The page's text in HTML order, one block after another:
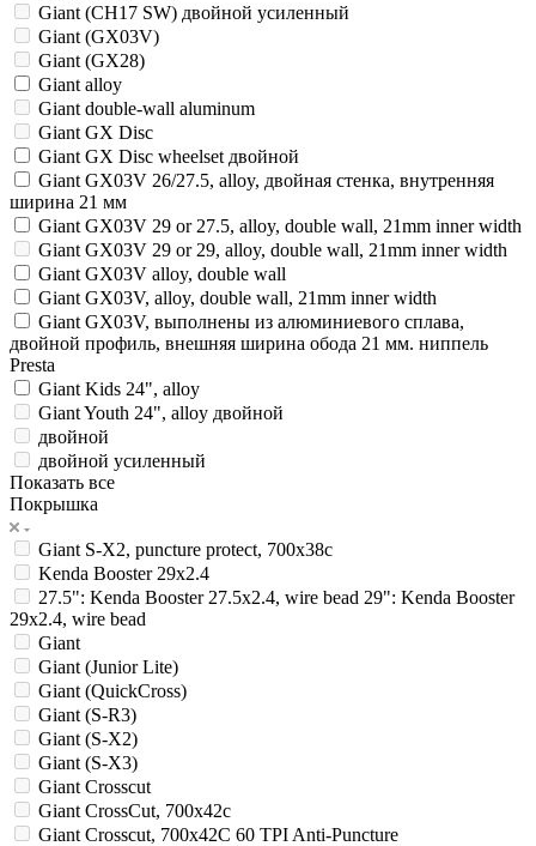
Giant (CH17 SW) двойной усиленный
Giant (GX03V)
Giant (GX28)
Giant alloy
Giant double-wall aluminum
Giant GX Disc
Giant GX Disc wheelset двойной
Giant GX03V 26/27.5, alloy, двойная стенка, внутренняя
ширина 21 мм
Giant GX03V 29 or 27.5, alloy, double wall, 21mm inner width
Giant GX03V 29 or 29, alloy, double wall, 21mm inner width
Giant GX03V alloy, double wall
Giant GX03V, alloy, double wall, 21mm inner width
Giant GX03V, выполнены из алюминиевого сплава,
двойной профиль, внешняя ширина обода 21 мм. ниппель
Presta
Giant Kids 24", alloy
Giant Youth 24", alloy двойной
двойной
двойной усиленный
Показать все
Покрышка
Giant S-X2, puncture protect, 700x38c
Kenda Booster 29x2.4
27.5": Kenda Booster 27.5x2.4, wire bead 29": Kenda Booster
29x2.4, wire bead
Giant
Giant (Junior Lite)
Giant (QuickCross)
Giant (S-R3)
Giant (S-X2)
Giant (S-X3)
Giant Crosscut
Giant CrossCut, 700x42c
Giant Crosscut, 700x42C 60 TPI Anti-Puncture